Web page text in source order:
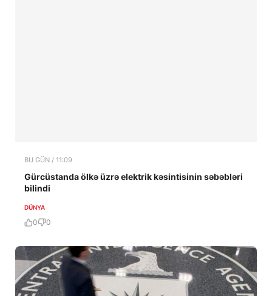
BU GÜN / 11:09
Gürcüstanda ölkə üzrə elektrik kəsintisinin səbəbləri
bilindi
DÜNYA
0 0